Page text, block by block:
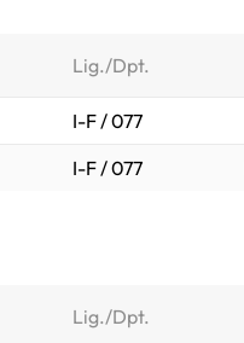
Lig./Dpt.
I-F / 077
I-F / 077
Lig./Dpt.